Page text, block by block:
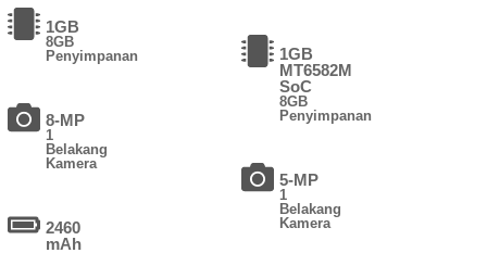
1GB
8GB
Penyimpanan
8-MP
1
Belakang
Kamera
2460
mAh
1GB
MT6582M
SoC
8GB
Penyimpanan
5-MP
1
Belakang
Kamera